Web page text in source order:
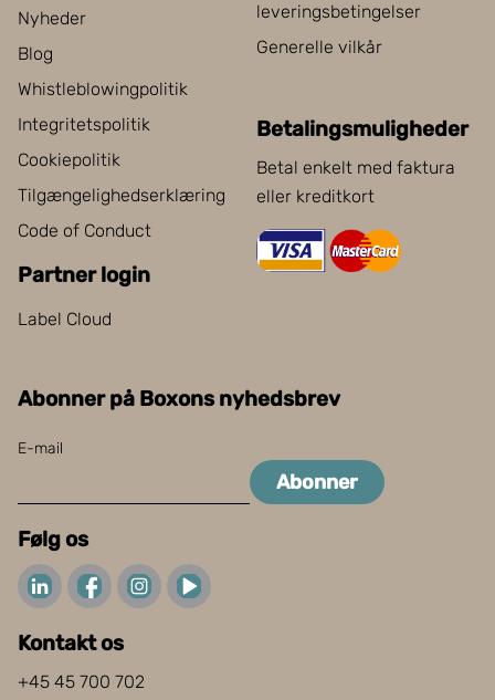
Nyheder
Blog
Whistleblowingpolitik
Integritetspolitik
Cookiepolitik
Tilgængelighedserklæring
Code of Conduct
Partner login
Label Cloud
leveringsbetingelser
Generelle vilkår
Betalingsmuligheder
Betal enkelt med faktura
eller kreditkort
Abonner på Boxons nyhedsbrev
E-mail
Abonner
Følg os
Kontakt os
+45 45 700 702